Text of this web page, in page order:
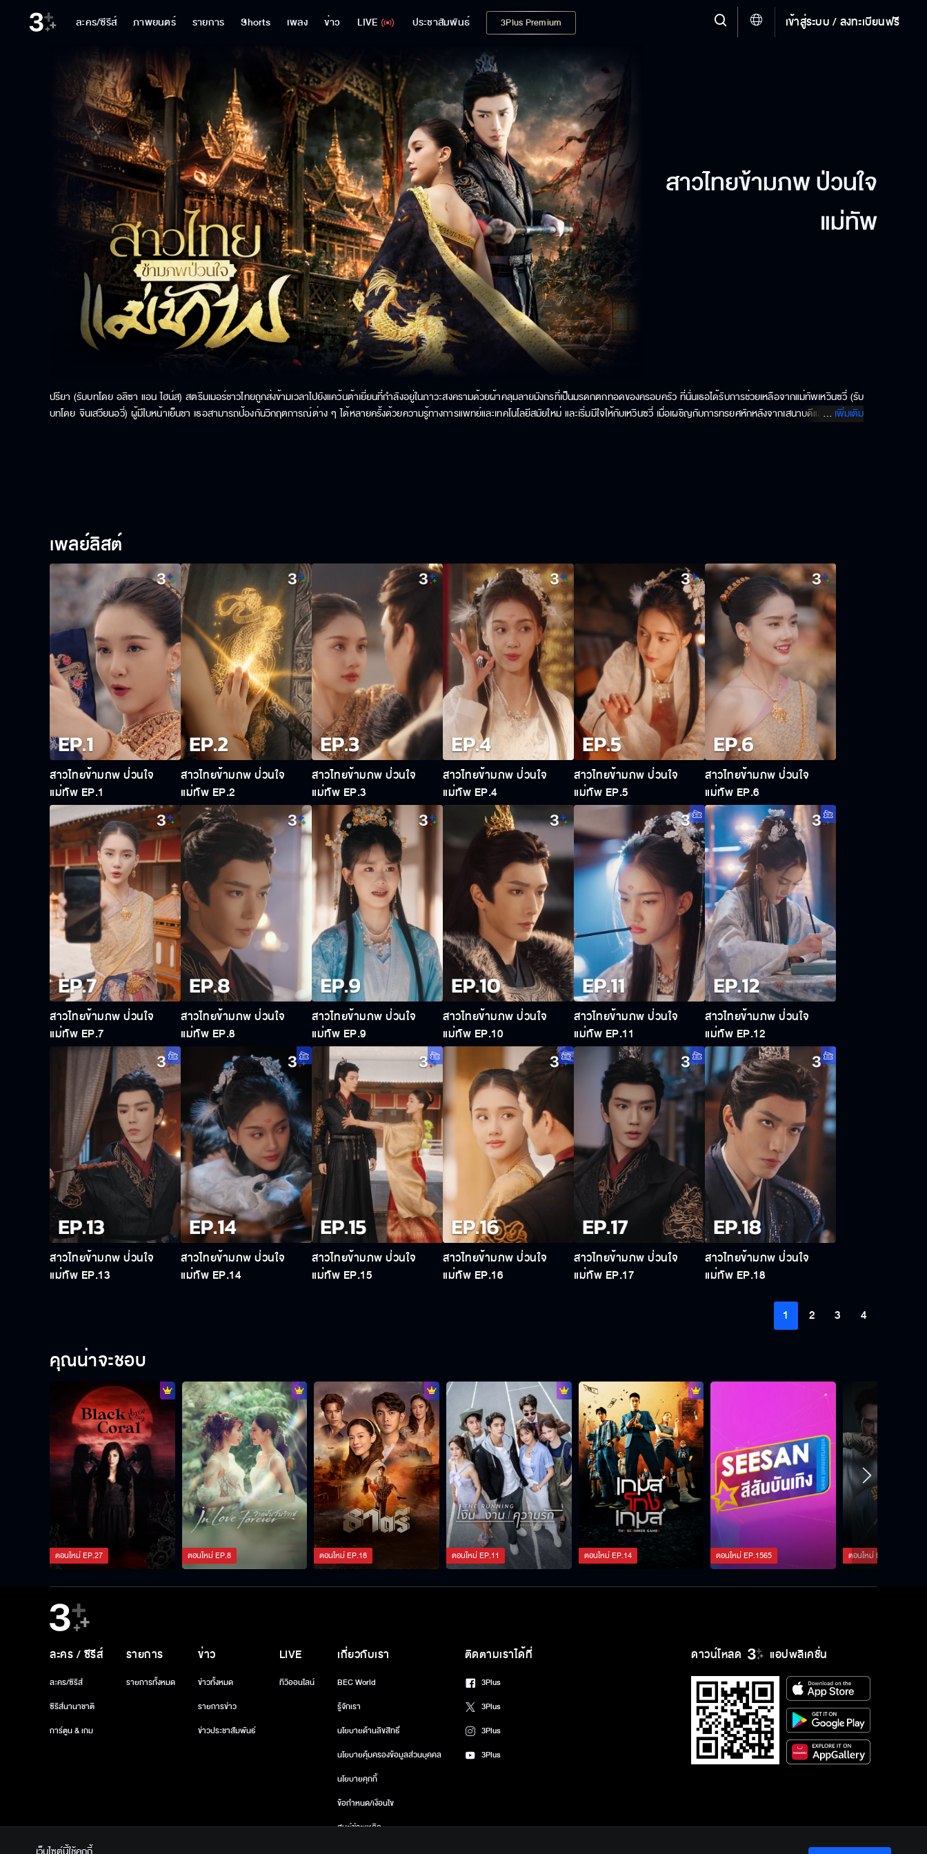
ละคร/ซีรีส์ ภาพยนตร์ รายการ Shorts เพลง ข่าว LIVE ประชาสัมพันธ์ 3Plus Premium เข้าสู่ระบบ / ลงทะเบียนฟรี
สาวไทยข้ามภพ ป่วนใจ
แม่ทัพ
ปรียา (รับบทโดย อลิซา แอน ไฮน์ส) สตรีมเมอร์ชาวไทยถูกส่งข้ามเวลาไปยังแคว้นต้าเยี่ยนที่กำลังอยู่ในภาวะสงครามด้วยผ้าคลุมลายมังกรที่เป็นมรดกตกทอดของครอบครัว ที่นั่นเธอได้รับการช่วยเหลือจากแม่ทัพเหวินซวี่ (รับ
บทโดย จินเสวียนอวี่) ผู้มีใบหน้าเย็นชา เธอสามารถป้องกันวิกฤตการณ์ต่าง ๆ ได้หลายครั้งด้วยความรู้ทางการแพทย์และเทคโนโลยีสมัยใหม่ และเริ่มมีใจให้กับเหวินซวี่ เมื่อเผชิญกับการทรยศหักหลังจากเสนาบดีและลูกสาวซ้ำ
... เพิ่มเติม
เพลย์ลิสต์
สาวไทยข้ามภพ ป่วนใจ
แม่ทัพ EP.1
สาวไทยข้ามภพ ป่วนใจ
แม่ทัพ EP.2
สาวไทยข้ามภพ ป่วนใจ
แม่ทัพ EP.3
สาวไทยข้ามภพ ป่วนใจ
แม่ทัพ EP.4
สาวไทยข้ามภพ ป่วนใจ
แม่ทัพ EP.5
สาวไทยข้ามภพ ป่วนใจ
แม่ทัพ EP.6
สาวไทยข้ามภพ ป่วนใจ
แม่ทัพ EP.7
สาวไทยข้ามภพ ป่วนใจ
แม่ทัพ EP.8
สาวไทยข้ามภพ ป่วนใจ
แม่ทัพ EP.9
สาวไทยข้ามภพ ป่วนใจ
แม่ทัพ EP.10
สาวไทยข้ามภพ ป่วนใจ
แม่ทัพ EP.11
สาวไทยข้ามภพ ป่วนใจ
แม่ทัพ EP.12
สาวไทยข้ามภพ ป่วนใจ
แม่ทัพ EP.13
สาวไทยข้ามภพ ป่วนใจ
แม่ทัพ EP.14
สาวไทยข้ามภพ ป่วนใจ
แม่ทัพ EP.15
สาวไทยข้ามภพ ป่วนใจ
แม่ทัพ EP.16
สาวไทยข้ามภพ ป่วนใจ
แม่ทัพ EP.17
สาวไทยข้ามภพ ป่วนใจ
แม่ทัพ EP.18
1 2 3 4
คุณน่าจะชอบ
ตอนใหม่EP.27 ตอนใหม่EP.8 ตอนใหม่EP.18 ตอนใหม่EP.11 ตอนใหม่EP.14 ตอนใหม่EP.1565 ตอนใหม่EP.
ดาวน์โหลด แอปพลิเคชั่น
ละคร / ซีรีส์
ละคร/ซีรีส์
ซีรีส์นานาชาติ
การ์ตูน & เกม
รายการ
รายการทั้งหมด
ข่าว
ข่าวทั้งหมด
รายการข่าว
ข่าวประชาสัมพันธ์
LIVE
ทีวีออนไลน์
เกี่ยวกับเรา
BEC World
รู้จักเรา
นโยบายด้านลิขสิทธิ์
นโยบายคุ้มครองข้อมูลส่วนบุคคล
นโยบายคุกกี้
ข้อกำหนด/เงื่อนไข
ศูนย์ช่วยเหลือ
ติดตามเราได้ที่
3Plus
3Plus
3Plus
3Plus